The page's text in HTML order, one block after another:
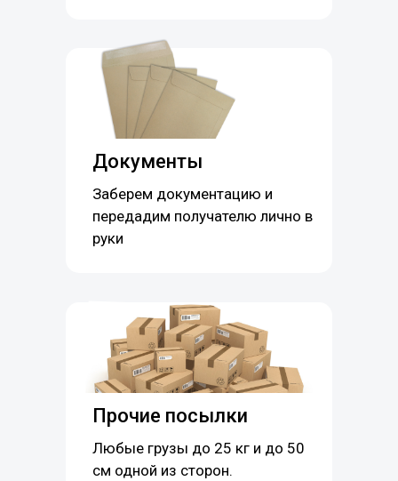
Заберем документацию и
передадим получателю лично в
руки
Документы
Любые грузы до 25 кг и до 50
см одной из сторон.
Прочие посылки